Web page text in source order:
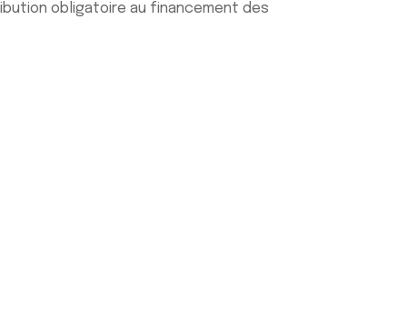
obligatoire au financement des